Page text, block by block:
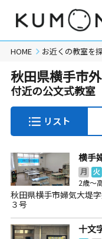
HOME お近くの教室を
秋田県横手市
付近の公文式教室
リスト
横手
月 火
2歳～
秋田県横手市婦気大堤
３号
十文